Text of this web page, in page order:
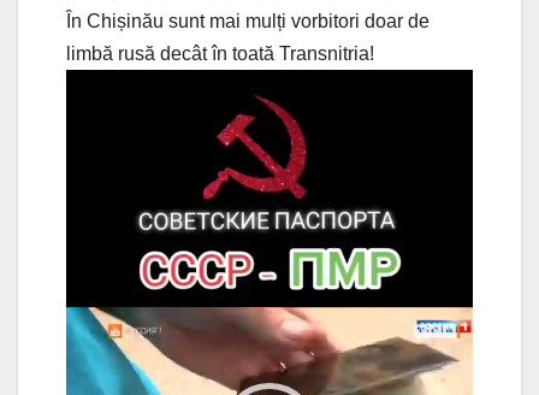
În Chișinău sunt mai mulți vorbitori doar de
limbă rusă decât în toată Transnitria!